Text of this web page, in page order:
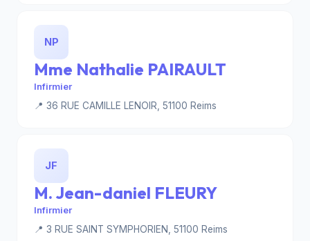
NP
Mme Nathalie PAIRAULT
Infirmier
📍 36 RUE CAMILLE LENOIR, 51100 Reims
JF
M. Jean-daniel FLEURY
Infirmier
📍 3 RUE SAINT SYMPHORIEN, 51100 Reims